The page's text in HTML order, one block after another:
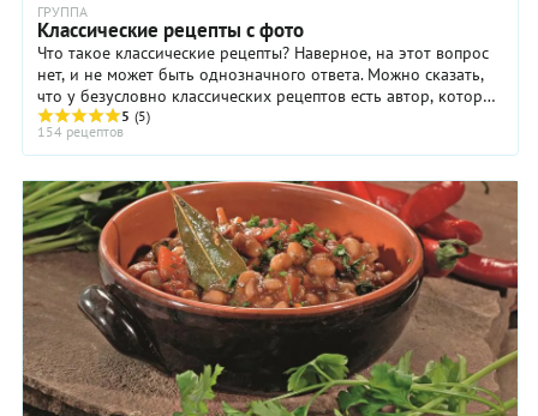
ГРУППА
Классические рецепты с фото
Что такое классические рецепты? Наверное, на этот вопрос
нет, и не может быть однозначного ответа. Можно сказать,
что у безусловно классических рецептов есть автор, который
зафиксировал их ...
5 (5)
154 рецептов